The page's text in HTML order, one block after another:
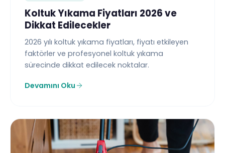
Koltuk Yıkama Fiyatları 2026 ve
Dikkat Edilecekler
2026 yılı koltuk yıkama fiyatları, fiyatı etkileyen
faktörler ve profesyonel koltuk yıkama
sürecinde dikkat edilecek noktalar.
Devamını Oku